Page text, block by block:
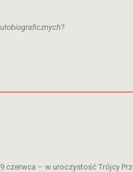
?
czerwca – w uroczystość Trójcy